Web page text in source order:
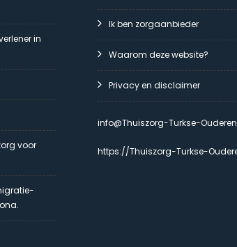
in
voor
Ik ben zorgaanbieder
Waarom deze website?
Privacy en disclaimer
info@Thuiszorg-Turkse-
https://Thuiszorg-Turkse-